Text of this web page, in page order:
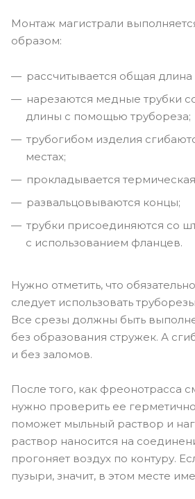
Монтаж магистрали
образом:
рассчитывается общая длина
нарезаются медные трубки
длины с помощью трубореза;
трубогибом изделия
местах;
прокладывается
развальцовываются концы;
трубки присоединяются со
с использованием фланцев.
Нужно отметить, что
следует использовать
Все срезы должны быть
без образования стружек. А
и без заломов.
После того, как фреонотрасса
нужно проверить ее
поможет мыльный раствор и
раствор наносится на
прогоняет воздух по контуру.
пузыри, значит, в этом месте